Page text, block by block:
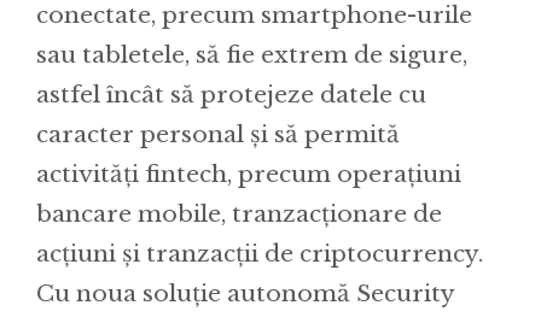
conectate, precum smartphone-urile
sau tabletele, să fie extrem de sigure,
astfel încât să protejeze datele cu
caracter personal și să permită
activități fintech, precum operațiuni
bancare mobile, tranzacționare de
acțiuni și tranzacții de criptocurrency.
Cu noua soluție autonomă Security